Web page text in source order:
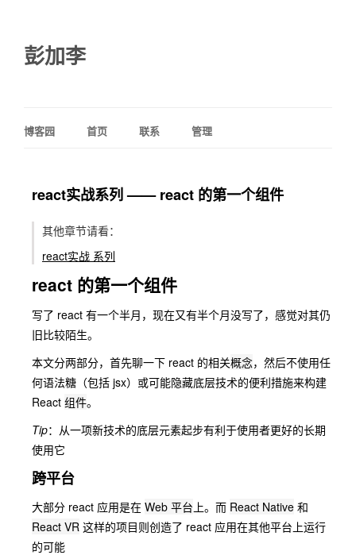
彭加李
博客园 首页 联系 管理
react实战系列 —— react 的第一个组件
其他章节请看：
react实战 系列
react 的第一个组件
写了 react 有一个半月，现在又有半个月没写了，感觉对其仍
旧比较陌生。
本文分两部分，首先聊一下 react 的相关概念，然后不使用任
何语法糖（包括 jsx）或可能隐藏底层技术的便利措施来构建
React 组件。
Tip：从一项新技术的底层元素起步有利于使用者更好的长期
使用它
跨平台
大部分 react 应用是在 Web 平台 上。而 React Native 和
React VR 这样的项目则创造了 react 应用在其他平台上运行
的可能